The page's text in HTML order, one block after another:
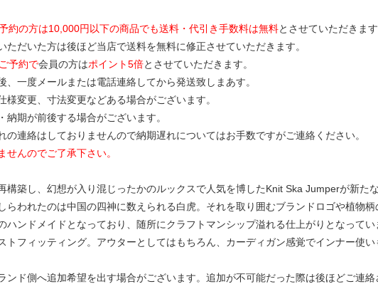
約の方は10,000円以下の商品でも送料・代引き手数料は無料とさせていただきます
ただいた方は後ほど当店で送料を無料に修正させていただきます。
予約で会員の方はポイント5倍とさせていただきます。
、一度メールまたは電話連絡してから発送致しまあす。
様変更、寸法変更などある場合がございます。
納期が前後する場合がございます。
の連絡はしておりませんので納期遅れについてはお手数ですがご連絡ください。
んのでご了承下さい。
構築し、幻想が入り混じったかのルックスで人気を博したKnit Ska Jumperが新た
らわれたのは中国の四神に数えられる白虎。それを取り囲むブランドロゴや植物
ハンドメイドとなっており、随所にクラフトマンシップ溢れる仕上がりとなって
トフィッティング。アウターとしてはもちろん、カーディガン感覚でインナー使い
ンド側へ追加希望を出す場合がございます。追加が不可能だった際は後ほどご連絡